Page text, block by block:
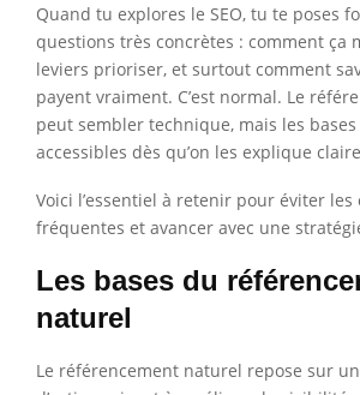
Quand tu explores le SEO, tu te poses
questions très concrètes : comment ça
leviers prioriser, et surtout comment
payent vraiment. C’est normal. Le
peut sembler technique, mais les
accessibles dès qu’on les explique
Voici l’essentiel à retenir pour éviter
fréquentes et avancer avec une
Les bases du
naturel
Le référencement naturel repose sur